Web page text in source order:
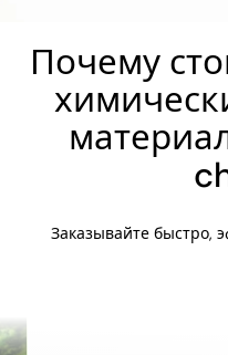
Почему
Заказывайте быстро,